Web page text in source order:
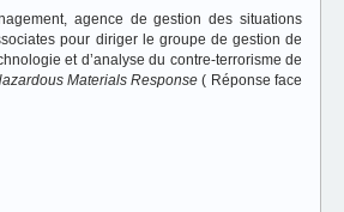
agence de gestion des situations
pour diriger le groupe de gestion de
et d’analyse du contre-terrorisme de
Materials Response ( Réponse face